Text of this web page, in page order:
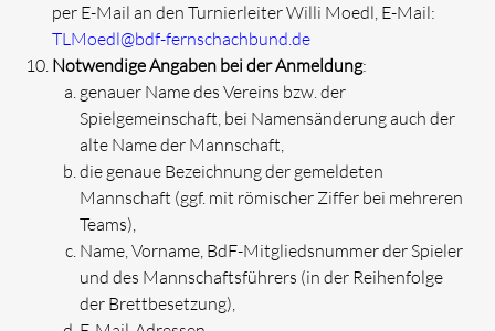
per E-Mail an den Turnierleiter Willi Moedl, E-Mail:
TLMoedl@bdf-fernschachbund.de
Notwendige Angaben bei der Anmeldung:
genauer Name des Vereins bzw. der
Spielgemeinschaft, bei Namensänderung auch der
alte Name der Mannschaft,
die genaue Bezeichnung der gemeldeten
Mannschaft (ggf. mit römischer Ziffer bei mehreren
Teams),
Name, Vorname, BdF-Mitgliedsnummer der Spieler
und des Mannschaftsführers (in der Reihenfolge
der Brettbesetzung),